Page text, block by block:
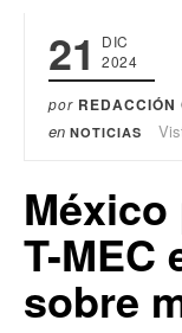
21
DIC
2024
por REDACCIÓN
en NOTICIAS
T-MEC
sobre